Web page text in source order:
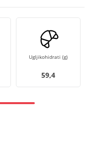
Ugljikohidrati (g)
59,4